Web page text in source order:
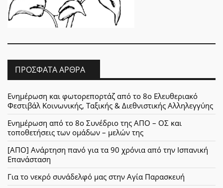
ΠΡΌΣΦΑΤΑ ΆΡΘΡΑ
Ενημέρωση και φωτορεπορτάζ από το 8ο Ελευθεριακό
Φεστιβάλ Κοινωνικής, Ταξικής & Διεθνιστικής Αλληλεγγύης
Ενημέρωση από το 8ο Συνέδριο της ΑΠΟ – ΟΣ και
τοποθετήσεις των ομάδων – μελών της
[ΑΠΟ] Ανάρτηση πανό για τα 90 χρόνια από την Ισπανική
Επανάσταση
Για το νεκρό συνάδελφό μας στην Αγία Παρασκευή